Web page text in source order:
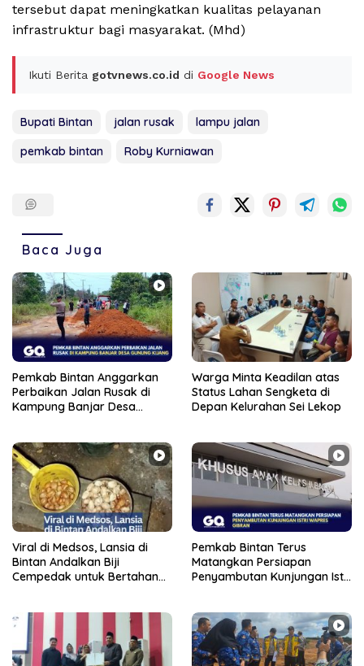
tersebut dapat meningkatkan kualitas pelayanan
infrastruktur bagi masyarakat. (Mhd)
Ikuti Berita gotvnews.co.id di Google News
Bupati Bintan jalan rusak
lampu jalan
pemkab bintan
Roby Kurniawan
Baca Juga
Pemkab Bintan Anggarkan
Perbaikan Jalan Rusak di
Kampung Banjar Desa
Warga Minta Keadilan atas
Status Lahan Sengketa di
Depan Kelurahan Sei Lekop
Viral di Medsos, Lansia di
Bintan Andalkan Biji
Cempedak untuk Bertahan
Pemkab Bintan Terus
Matangkan Persiapan
Penyambutan Kunjungan Istri